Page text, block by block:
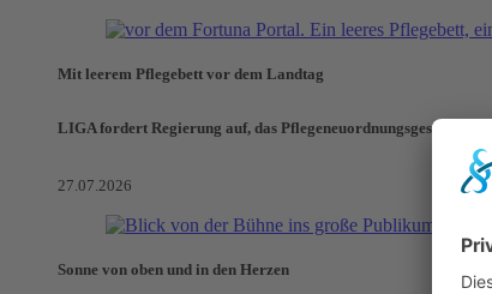
Mit leerem Pflegebett vor dem Landtag
LIGA fordert Regierung auf, das Pflegeneuordnungsgesetz zu
27.07.2026
Sonne von oben und in den Herzen